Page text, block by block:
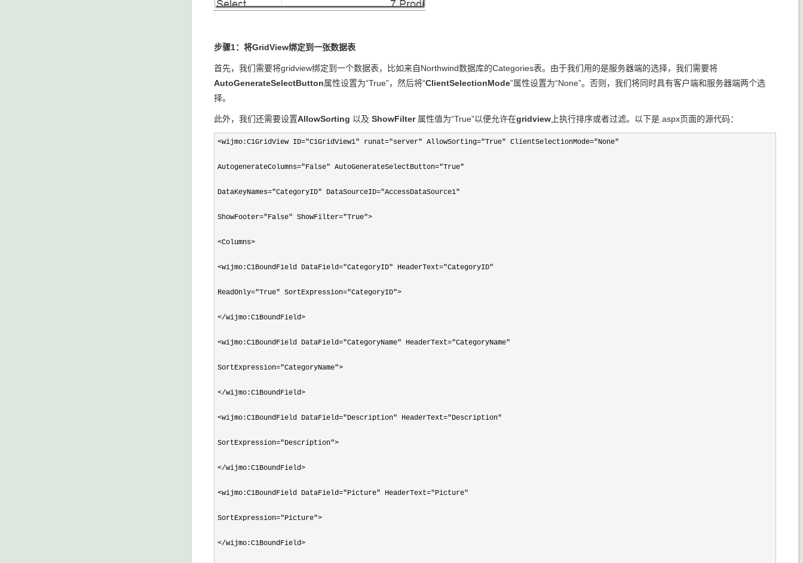
步骤1：将GridView绑定到一张数据表
首先，我们需要将gridview绑定到一个数据表，比如来自Northwind数据库的Categories表。由于我们用的是服务器端的选择，我们需要将
AutoGenerateSelectButton属性设置为“True”，然后将“ClientSelectionMode”属性设置为“None”。否则，我们将同时具有客户端和服务器端两个选
择。
此外，我们还需要设置AllowSorting 以及 ShowFilter属性值为“True”以便允许在gridview 上执行排序或者过滤。以下是.aspx页面的源代码：
<wijmo:C1GridView ID="C1GridView1" runat="server" AllowSorting="True" ClientSelectionMode="None"
AutogenerateColumns="False" AutoGenerateSelectButton="True"
DataKeyNames="CategoryID" DataSourceID="AccessDataSource1"
ShowFooter="False" ShowFilter="True">
<Columns>
<wijmo:C1BoundField DataField="CategoryID" HeaderText="CategoryID"
ReadOnly="True" SortExpression="CategoryID">
</wijmo:C1BoundField>
<wijmo:C1BoundField DataField="CategoryName" HeaderText="CategoryName"
SortExpression="CategoryName">
</wijmo:C1BoundField>
<wijmo:C1BoundField DataField="Description" HeaderText="Description"
SortExpression="Description">
</wijmo:C1BoundField>
<wijmo:C1BoundField DataField="Picture" HeaderText="Picture"
SortExpression="Picture">
</wijmo:C1BoundField>